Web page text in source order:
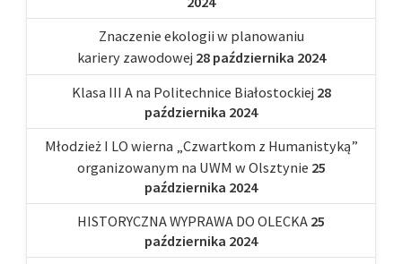
Znaczenie ekologii w planowaniu
kariery zawodowej 28 października 2024
Klasa III A na Politechnice Białostockiej 28
października 2024
Młodzież I LO wierna „Czwartkom z Humanistyką”
organizowanym na UWM w Olsztynie 25
października 2024
HISTORYCZNA WYPRAWA DO OLECKA 25
października 2024